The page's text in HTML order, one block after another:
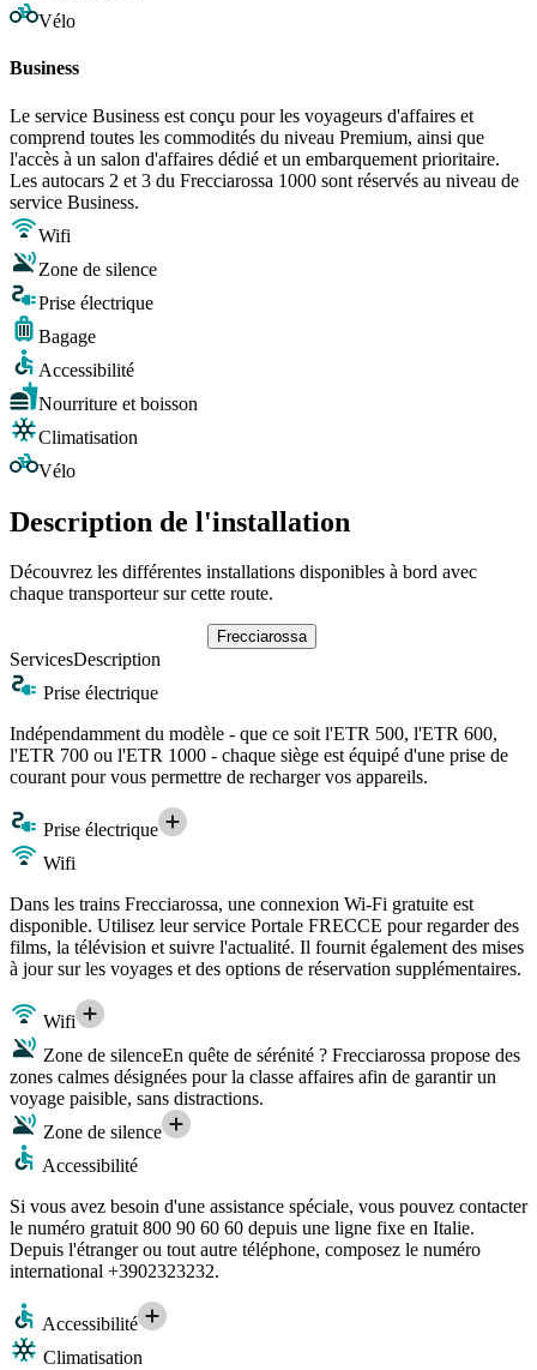
Vélo
Business
Le service Business est conçu pour les voyageurs d'affaires et
comprend toutes les commodités du niveau Premium, ainsi que
l'accès à un salon d'affaires dédié et un embarquement prioritaire.
Les autocars 2 et 3 du Frecciarossa 1000 sont réservés au niveau de
service Business.
Wifi
Zone de silence
Prise électrique
Bagage
Accessibilité
Nourriture et boisson
Climatisation
Vélo
Description de l'installation
Découvrez les différentes installations disponibles à bord avec
chaque transporteur sur cette route.
Frecciarossa
ServicesDescription
Prise électrique
Indépendamment du modèle - que ce soit l'ETR 500, l'ETR 600,
l'ETR 700 ou l'ETR 1000 - chaque siège est équipé d'une prise de
courant pour vous permettre de recharger vos appareils.
Prise électrique
Wifi
Dans les trains Frecciarossa, une connexion Wi-Fi gratuite est
disponible. Utilisez leur service Portale FRECCE pour regarder des
films, la télévision et suivre l'actualité. Il fournit également des mises
à jour sur les voyages et des options de réservation supplémentaires.
Wifi
Zone de silenceEn quête de sérénité ? Frecciarossa propose des
zones calmes désignées pour la classe affaires afin de garantir un
voyage paisible, sans distractions.
Zone de silence
Accessibilité
Si vous avez besoin d'une assistance spéciale, vous pouvez contacter
le numéro gratuit 800 90 60 60 depuis une ligne fixe en Italie.
Depuis l'étranger ou tout autre téléphone, composez le numéro
international +3902323232.
Accessibilité
Climatisation